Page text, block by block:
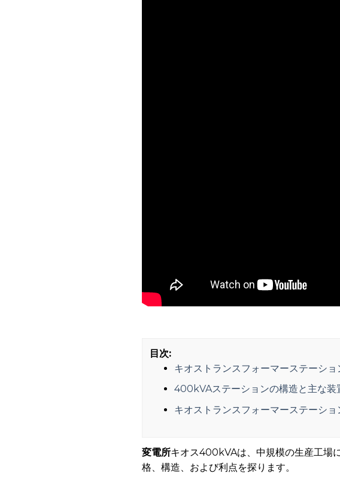
目次:
キオストランスフォーマーステーシ
400kVAステーションの構造と主な装
キオストランスフォーマーステーシ
変電所キオス400kVAは、中規模の生産工場
格、構造、および利点を探ります。